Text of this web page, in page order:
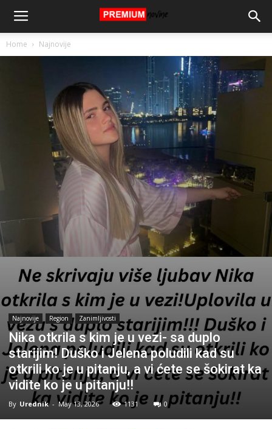
Home Najnovije
Najnovije Region Zanimljivosti
Nika otkrila s kim je u vezi- sa duplo
starijim! Duško i Jelena poludili kad su
otkrili ko je u pitanju, a vi ćete se šokirat ka
vidite ko je u pitanju!!
By Urednik - May 13, 2026 1131 0